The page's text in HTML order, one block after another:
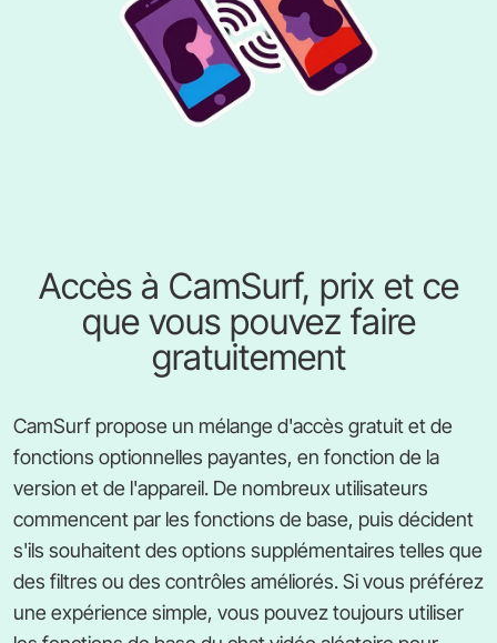
Accès à CamSurf, prix et ce
que vous pouvez faire
gratuitement
CamSurf propose un mélange d'accès gratuit et de
fonctions optionnelles payantes, en fonction de la
version et de l'appareil. De nombreux utilisateurs
commencent par les fonctions de base, puis décident
s'ils souhaitent des options supplémentaires telles que
des filtres ou des contrôles améliorés. Si vous préférez
une expérience simple, vous pouvez toujours utiliser